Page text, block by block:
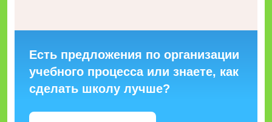
Есть предложения по организации
учебного процесса или знаете, как
сделать школу лучше?